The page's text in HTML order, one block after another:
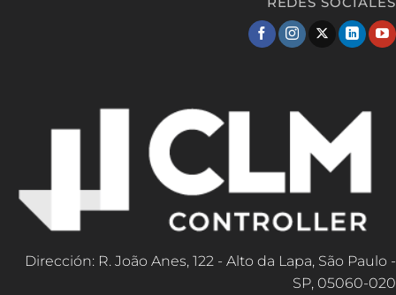
Dirección: R. João Anes, 122 - Alto da Lapa, São Paulo -
SP, 05060-020